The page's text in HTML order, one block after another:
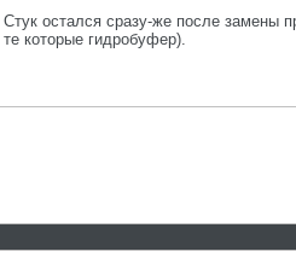
остался сразу-же после замены
которые гидробуфер).